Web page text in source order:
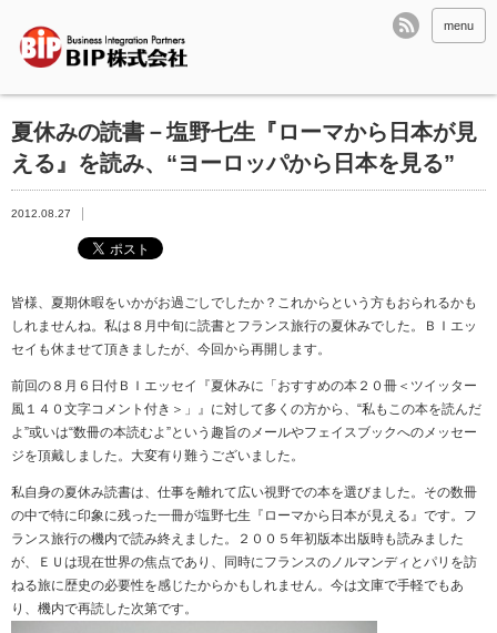
menu
夏休みの読書－塩野七生『ローマから日本が見
える』を読み、“ヨーロッパから日本を見る”
2012.08.27
皆様、夏期休暇をいかがお過ごしでしたか？これからという方もおられるかも
しれませんね。私は８月中旬に読書とフランス旅行の夏休みでした。ＢＩエッ
セイも休ませて頂きましたが、今回から再開します。
前回の８月６日付ＢＩエッセイ『夏休みに「おすすめの本２０冊＜ツイッター
風１４０文字コメント付き＞」』に対して多くの方から、“私もこの本を読んだ
よ”或いは“数冊の本読むよ”という趣旨のメールやフェイスブックへのメッセー
ジを頂戴しました。大変有り難うございました。
私自身の夏休み読書は、仕事を離れて広い視野での本を選びました。その数冊
の中で特に印象に残った一冊が塩野七生『ローマから日本が見える』です。フ
ランス旅行の機内で読み終えました。２００５年初版本出版時も読みました
が、ＥＵは現在世界の焦点であり、同時にフランスのノルマンディとパリを訪
ねる旅に歴史の必要性を感じたからかもしれません。今は文庫で手軽でもあ
り、機内で再読した次第です。